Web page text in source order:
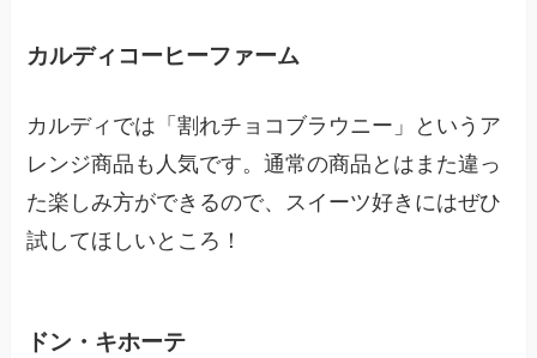
カルディコーヒーファーム
カルディでは「割れチョコブラウニー」というア
レンジ商品も人気です。通常の商品とはまた違っ
た楽しみ方ができるので、スイーツ好きにはぜひ
試してほしいところ！
ドン・キホーテ